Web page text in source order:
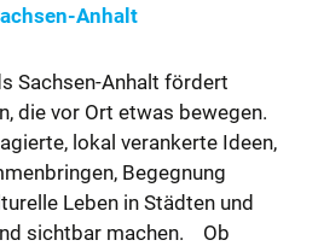
Anhalt
Sachsen-Anhalt fördert
die vor Ort etwas bewegen.
lokal verankerte Ideen,
Begegnung
Leben in Städten und
sichtbar machen. Ob